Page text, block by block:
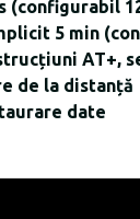
(configurabil
5 min
AT+,
de la distanță
date